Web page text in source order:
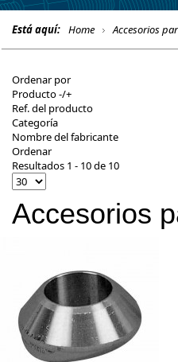
Está aquí: Home Accesorios
Ordenar por
Producto -/+
Ref. del producto
Categoría
Nombre del fabricante
Ordenar
Resultados 1 - 10 de 10
Accesorios